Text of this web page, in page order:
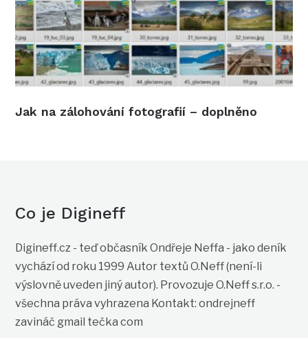
Jak na zálohování fotografií – doplněno
Co je Digineff
Digineff.cz - teď občasník Ondřeje Neffa - jako deník
vychází od roku 1999 Autor textů O.Neff (není-li
výslovně uveden jiný autor). Provozuje O.Neff s.r.o. -
všechna práva vyhrazena Kontakt: ondrejneff
zavináč gmail tečka com